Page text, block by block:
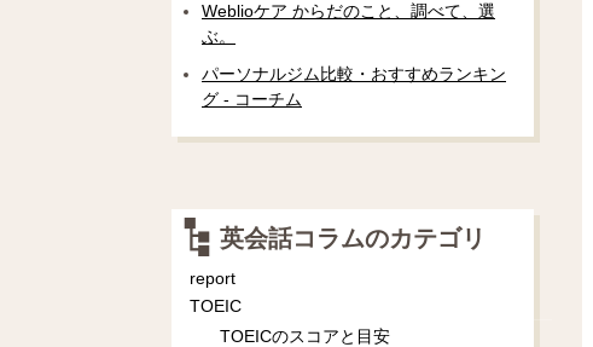
Weblioケア からだのこと、調べて、選
ぶ。
パーソナルジム比較・おすすめランキン
グ - コーチム
英会話コラムのカテゴリ
report
TOEIC
TOEICのスコアと目安